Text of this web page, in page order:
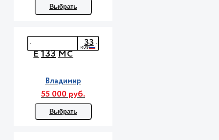
Выбрать
Е133МС
33
Владимир
55 000 руб.
Выбрать